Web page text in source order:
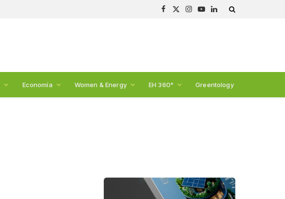
Facebook
X
Instagram
YouTubeLinkedIn
Economía Women & Energy EH 360° Greentology